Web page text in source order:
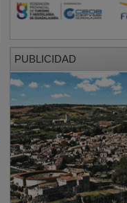
PUBLICIDAD